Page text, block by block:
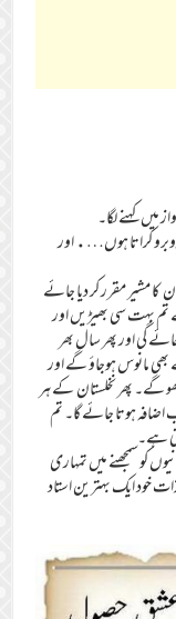
میں کہنے لگا۔
کراتا ہوں…. اور
مشیر مقرر کر دیا جائے
بہت سی بھیڑیں اور
گی اور پھر سال بھر
مانوس ہوجاؤ گے اور
گے۔ پھر نخلستان کے ہر
ہوتا جائے گا۔ تم
ہے۔
کو سمجھنے میں تمہاری
خود ایک بہترین استاد